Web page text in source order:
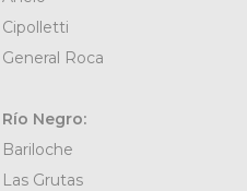
Cipolletti
General Roca
Río Negro:
Bariloche
Las Grutas